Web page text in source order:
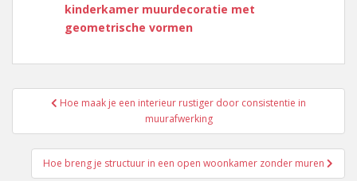
kinderkamer muurdecoratie met
geometrische vormen
Berichtnavigatie
Hoe maak je een interieur rustiger door consistentie in
muurafwerking
Hoe breng je structuur in een open woonkamer zonder muren